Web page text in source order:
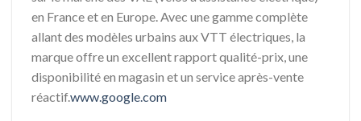
en France et en Europe. Avec une gamme complète
allant des modèles urbains aux VTT électriques, la
marque offre un excellent rapport qualité-prix, une
disponibilité en magasin et un service après-vente
réactif.www.google.com